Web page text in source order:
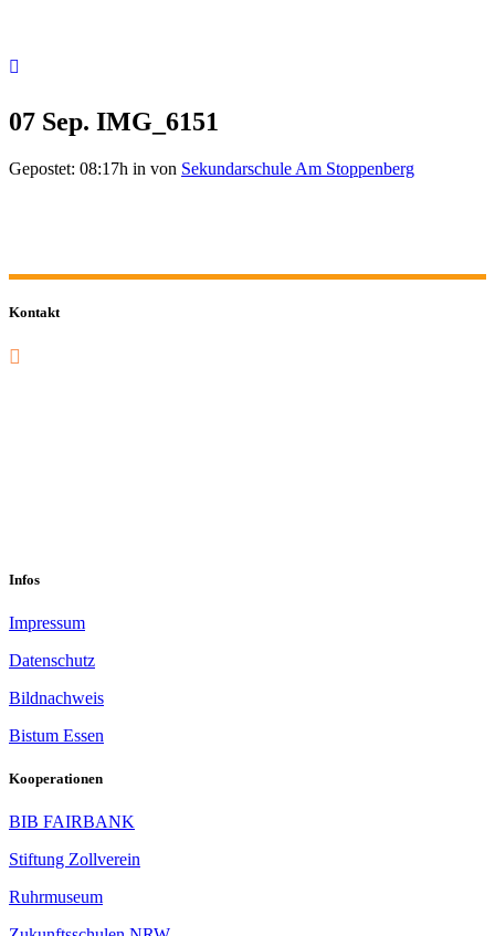
07 Sep. IMG_6151
Gepostet: 08:17h in von Sekundarschule Am Stoppenberg
Kontakt
Infos
Impressum
Datenschutz
Bildnachweis
Bistum Essen
Kooperationen
BIB FAIRBANK
Stiftung Zollverein
Ruhrmuseum